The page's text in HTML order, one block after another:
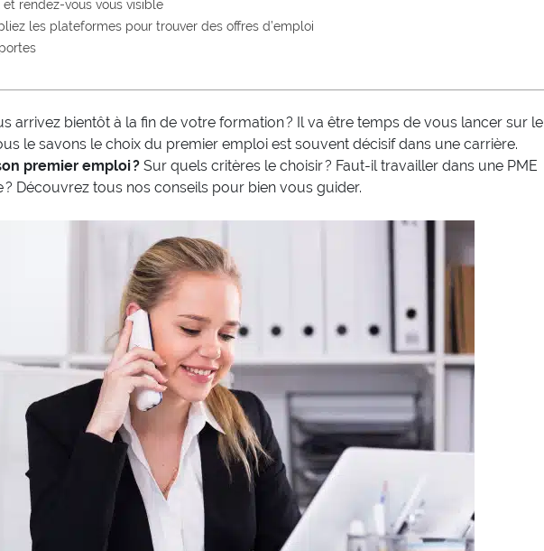
rendez-vous vous visible
les plateformes pour trouver des offres d’emploi
arrivez bientôt à la fin de votre formation ? Il va être temps de vous lancer sur le
le savons le choix du premier emploi est souvent décisif dans une carrière.
premier emploi ? Sur quels critères le choisir ? Faut-il travailler dans une PME
Découvrez tous nos conseils pour bien vous guider.